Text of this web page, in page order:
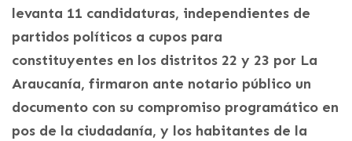
levanta 11 candidaturas, independientes de
partidos políticos a cupos para
constituyentes en los distritos 22 y 23 por La
Araucanía, firmaron ante notario público un
documento con su compromiso programático en
pos de la ciudadanía, y los habitantes de la